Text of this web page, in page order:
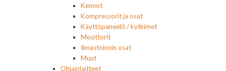
Kennot
Kompressorit ja osat
Käyttöpaneelit / kytkimet
Moottorit
Ilmastoinnin osat
Muut
Ohjainlaitteet